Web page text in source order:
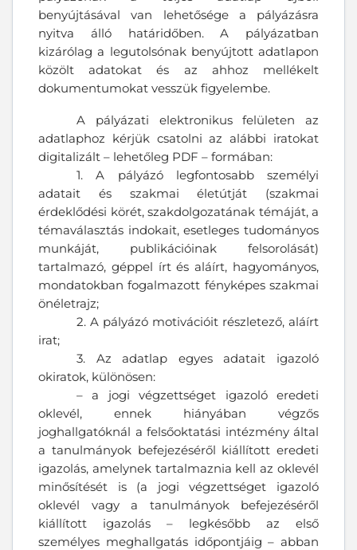
benyújtásával van lehetősége a pályázásra
nyitva álló határidőben. A pályázatban
kizárólag a legutolsónak benyújtott adatlapon
közölt adatokat és az ahhoz mellékelt
dokumentumokat vesszük figyelembe.
A pályázati elektronikus felületen az
adatlaphoz kérjük csatolni az alábbi iratokat
digitalizált – lehetőleg PDF – formában:
1. A pályázó legfontosabb személyi
adatait és szakmai életútját (szakmai
érdeklődési körét, szakdolgozatának témáját, a
témaválasztás indokait, esetleges tudományos
munkáját, publikációinak felsorolását)
tartalmazó, géppel írt és aláírt, hagyományos,
mondatokban fogalmazott fényképes szakmai
önéletrajz;
2. A pályázó motivációit részletező, aláírt
irat;
3. Az adatlap egyes adatait igazoló
okiratok, különösen:
– a jogi végzettséget igazoló eredeti
oklevél, ennek hiányában végzős
joghallgatóknál a felsőoktatási intézmény által
a tanulmányok befejezéséről kiállított eredeti
igazolás, amelynek tartalmaznia kell az oklevél
minősítését is (a jogi végzettséget igazoló
oklevél vagy a tanulmányok befejezéséről
kiállított igazolás – legkésőbb az első
személyes meghallgatás időpontjáig – abban